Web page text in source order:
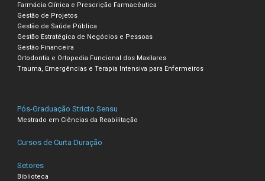
Farmácia Clínica e Prescrição Farmacêutica
Gestão de Projetos
Gestão de Saúde Pública
Gestão Estratégica de Negócios e Pessoas
Gestão Financeira
Ortodontia e Ortopedia Funcional dos Maxilares
Trauma, Emergências e Terapia Intensiva para Enfermeiros
Pós-Graduação Stricto Sensu
Mestrado em Ciências da Reabilitação
Cursos de Curta Duração
Setores
Biblioteca